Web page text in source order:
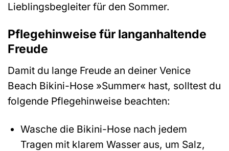
Lieblingsbegleiter für den Sommer.
Pflegehinweise für langanhaltende
Freude
Damit du lange Freude an deiner Venice
Beach Bikini-Hose »Summer« hast, solltest du
folgende Pflegehinweise beachten:
Wasche die Bikini-Hose nach jedem
Tragen mit klarem Wasser aus, um Salz,